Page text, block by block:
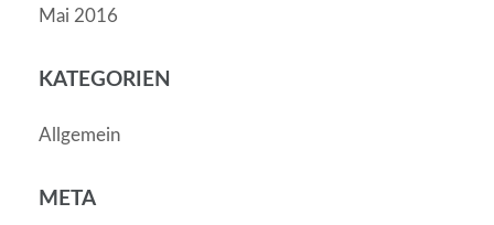
Mai 2016
KATEGORIEN
Allgemein
META